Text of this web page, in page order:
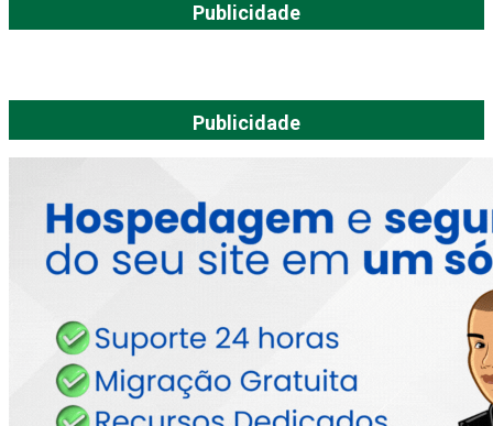
Publicidade
Publicidade